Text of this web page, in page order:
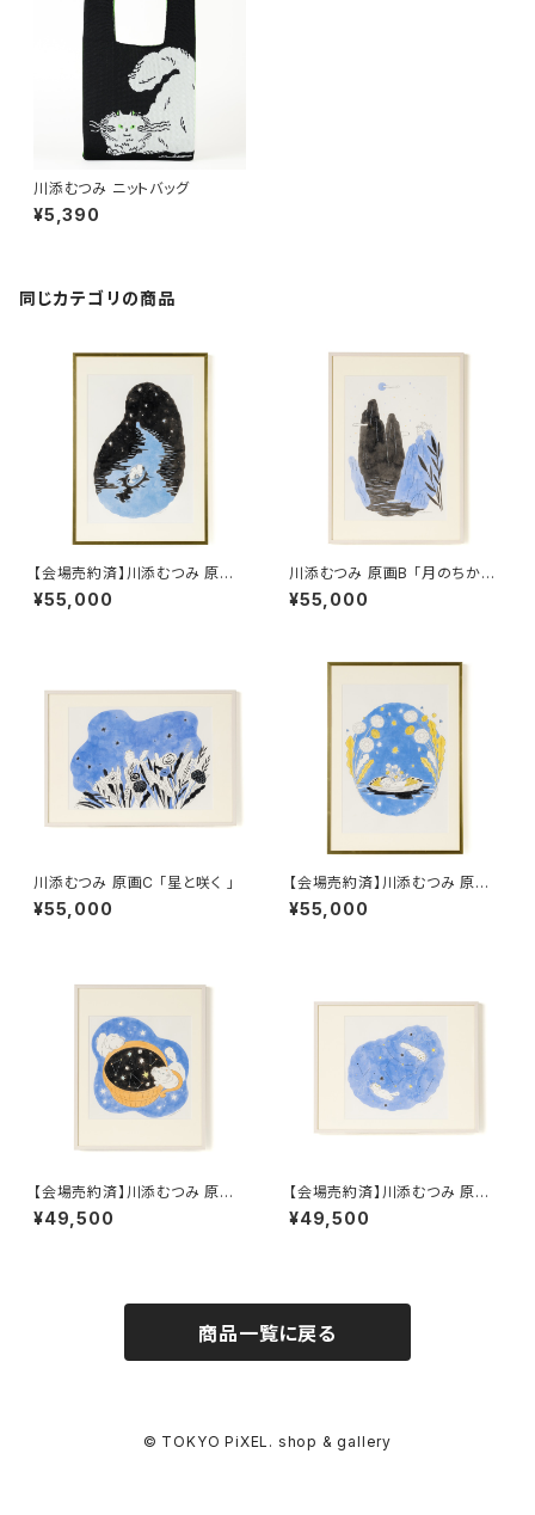
川添むつみ ニットバッグ
¥5,390
同じカテゴリの商品
【会場売約済】川添むつみ 原画A
「旅のはじまり」
¥55,000
川添むつみ 原画B 「月のちかく
に」
¥55,000
川添むつみ 原画C 「星と咲く 」
¥55,000
【会場売約済】川添むつみ 原画
D 「風にのる舟 」
¥55,000
【会場売約済】川添むつみ 原画E
「ひとすくいの夜空 」
¥49,500
【会場売約済】川添むつみ 原画F
「 記憶をたどる」
¥49,500
商品一覧に戻る
© TOKYO PiXEL. shop & gallery